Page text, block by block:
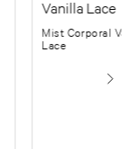
Mist Corporal
Lace